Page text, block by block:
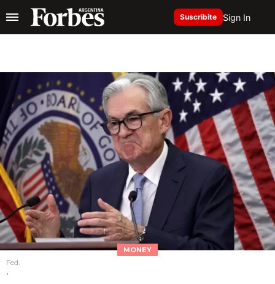
Suscribite Sign In
MONEY
Fed.
.